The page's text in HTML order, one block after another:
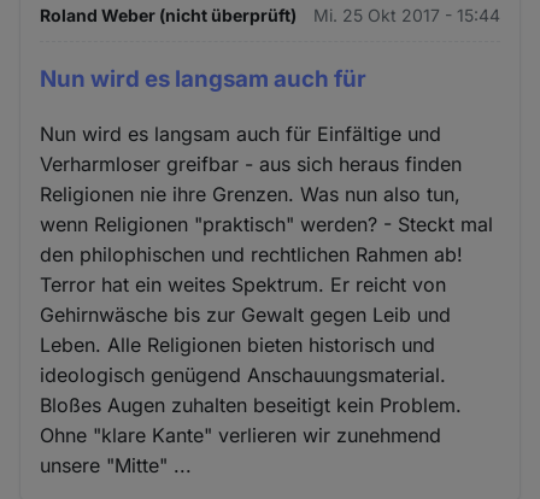
Roland Weber (nicht überprüft) Mi. 25 Okt 2017 - 15:44
Nun wird es langsam auch für
Nun wird es langsam auch für Einfältige und
Verharmloser greifbar - aus sich heraus finden
Religionen nie ihre Grenzen. Was nun also tun,
wenn Religionen "praktisch" werden? - Steckt mal
den philophischen und rechtlichen Rahmen ab!
Terror hat ein weites Spektrum. Er reicht von
Gehirnwäsche bis zur Gewalt gegen Leib und
Leben. Alle Religionen bieten historisch und
ideologisch genügend Anschauungsmaterial.
Bloßes Augen zuhalten beseitigt kein Problem.
Ohne "klare Kante" verlieren wir zunehmend
unsere "Mitte" ...